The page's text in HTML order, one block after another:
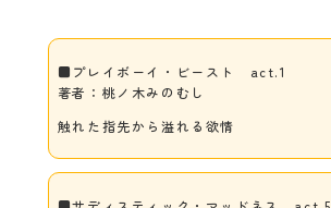
■プレイボーイ・ビースト act.1
著者：桃ノ木みのむし
触れた指先から溢れる欲情